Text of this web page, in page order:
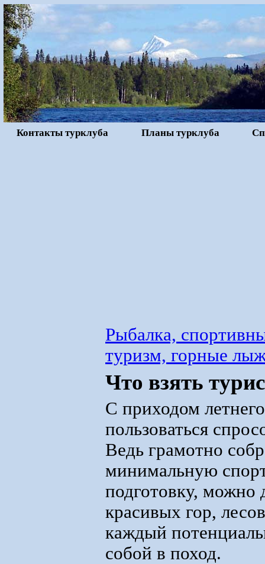
Контакты турклуба Планы турклуба
Рыбалка,
туризм, горные
Что взять
С приходом
пользоваться
Ведь грамотно
минимальную
подготовку, можно
красивых гор,
каждый
собой в поход.